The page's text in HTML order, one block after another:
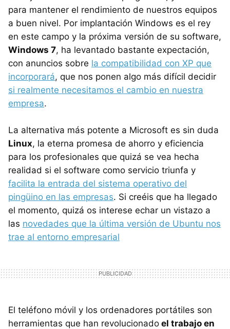
para mantener el rendimiento de nuestros equipos
a buen nivel. Por implantación Windows es el rey
en este campo y la próxima versión de su software,
Windows 7, ha levantado bastante expectación,
con anuncios sobre la compatibilidad con XP que
incorporará, que nos ponen algo más difícil decidir
si realmente necesitamos el cambio en nuestra
empresa.
La alternativa más potente a Microsoft es sin duda
Linux, la eterna promesa de ahorro y eficiencia
para los profesionales que quizá se vea hecha
realidad si el software como servicio triunfa y
facilita la entrada del sistema operativo del
pingüino en las empresas. Si creéis que ha llegado
el momento, quizá os interese echar un vistazo a
las novedades que la última versión de Ubuntu nos
trae al entorno empresarial
El teléfono móvil y los ordenadores portátiles son
herramientas que han revolucionado el trabajo en